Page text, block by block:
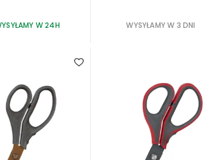
W 24H WYSYŁAMY W 3 DNI